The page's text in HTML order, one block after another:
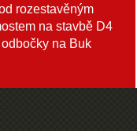
rozestavěným
na stavbě D4
odbočky na Buk